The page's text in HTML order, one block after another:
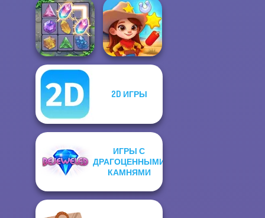
Candy Shop
Merge
Commando
Force 2
Crystal Connect
2D ИГРЫ
ИГРЫ С
ДРАГОЦЕННЫМИ
КАМНЯМИ